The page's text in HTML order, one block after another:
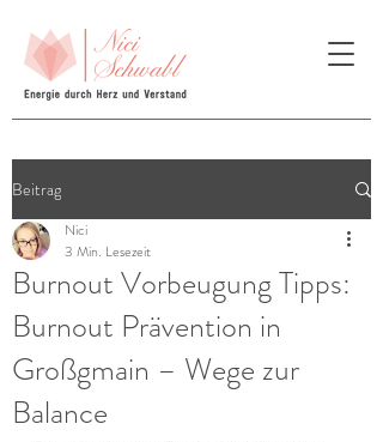
Beitrag
Burnout Vorbeugung Tipps:
Burnout Prävention in
Großgmain – Wege zur
Balance
Nici
3 Min. Lesezeit